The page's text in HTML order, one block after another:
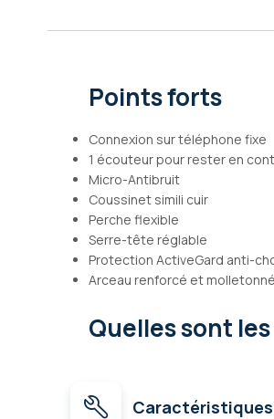
d’images
Points forts
Connexion sur téléphone fixe
1 écouteur pour rester en
Micro-Antibruit
Coussinet simili cuir
Perche flexible
Serre-tête réglable
Protection ActiveGard anti-
Arceau renforcé et molletonné
Quelles sont
Caractéristiques